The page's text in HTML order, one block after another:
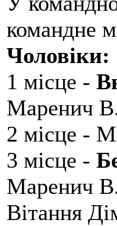
командне
Чоловіки:
1 місце -
Маренич
2 місце -
3 місце -
Маренич
Вітання